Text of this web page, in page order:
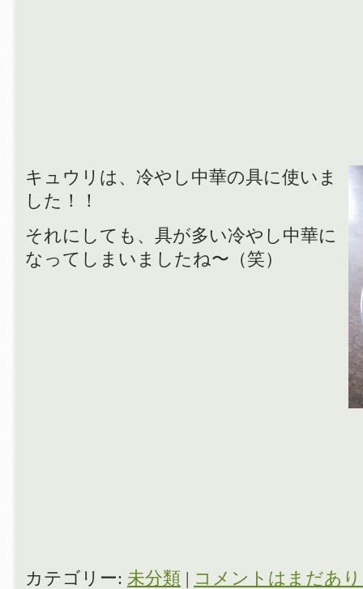
キュウリは、冷やし中華の具に使いま
した！！
それにしても、具が多い冷やし中華に
なってしまいましたね〜（笑）
カテゴリー: 未分類 | コメントはまだあ